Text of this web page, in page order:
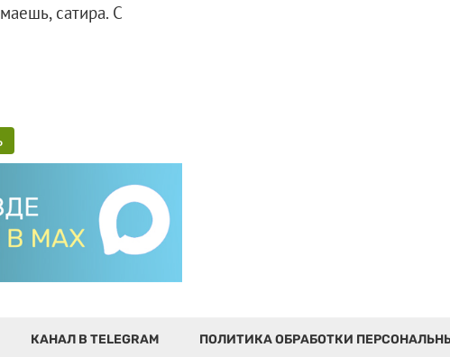
сатира. С
КАНАЛ В TELEGRAM ПОЛИТИКА ОБРАБОТКИ